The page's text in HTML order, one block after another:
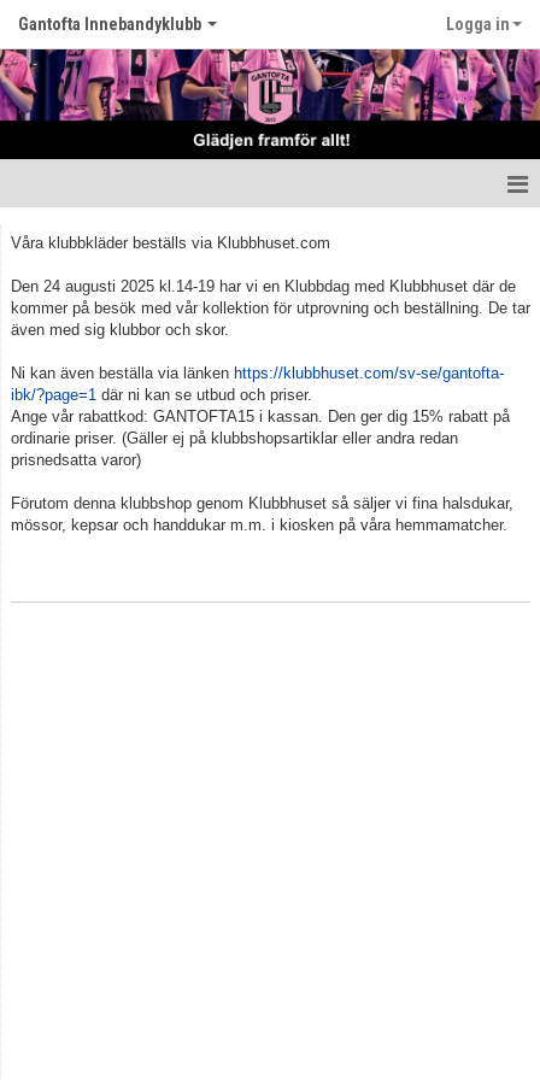
Gantofta Innebandyklubb Logga in
Nyheter
Klubben
Våra lag
Kontakt
Våra klubbkläder beställs via Klubbhuset.com
Den 24 augusti 2025 kl.14-19 har vi en Klubbdag med Klubbhuset där de
kommer på besök med vår kollektion för utprovning och beställning. De tar
även med sig klubbor och skor.
Ni kan även beställa via länken https://klubbhuset.com/sv-se/gantofta-
ibk/?page=1 där ni kan se utbud och priser.
Ange vår rabattkod: GANTOFTA15 i kassan. Den ger dig 15% rabatt på
ordinarie priser. (Gäller ej på klubbshopsartiklar eller andra redan
prisnedsatta varor)
Förutom denna klubbshop genom Klubbhuset så säljer vi fina halsdukar,
mössor, kepsar och handdukar m.m. i kiosken på våra hemmamatcher.